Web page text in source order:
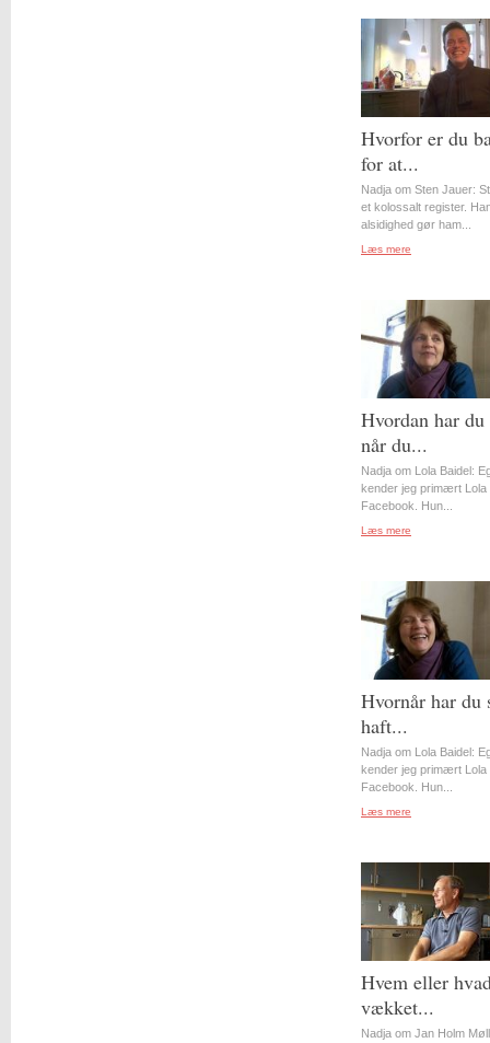
Hvorfor er du
for at...
Nadja om Sten Jauer:
et kolossalt register.
alsidighed gør ham...
Læs mere
Hvordan har du
når du...
Nadja om Lola Baidel:
kender jeg primært Lola
Facebook. Hun...
Læs mere
Hvornår har du
haft...
Nadja om Lola Baidel:
kender jeg primært Lola
Facebook. Hun...
Læs mere
Hvem eller
vækket...
Nadja om Jan Holm